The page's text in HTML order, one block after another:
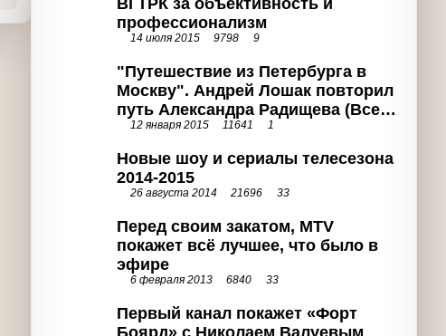
14 июля 2015 9798 9
"Путешествие из Петербурга в
Москву". Андрей Лошак повторил
путь Александра Радищева (Все
выпуски)
12 января 2015 11641 1
Новые шоу и сериалы телесезона
2014-2015
26 августа 2014 21696 33
Перед своим закатом, MTV покажет
6 февраля 2013 6840 33
Первый канал покажет «Форт
Боярд» с Николаем Валуевым
В эфир выйдет скетч-шоу с Юрием